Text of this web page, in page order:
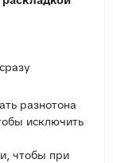
разнотона
исключить
чтобы при